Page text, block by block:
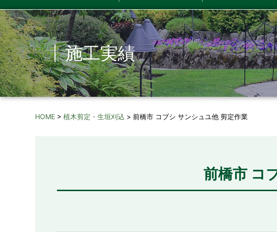
施工実績
HOME > 植木剪定・生垣刈込 > 前橋市 コブシ サンシュユ他 剪定作業
前橋市 コ